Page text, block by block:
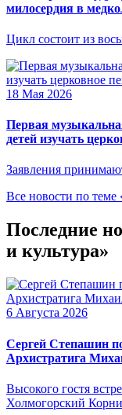
милосердия в
Цикл состоит из
18 Мая 2026
Первая
детей изучать
Заявления
Все новости по теме
Последние
и культура»
6 Августа 2026
Сергей Степашин
Архистратига
Высокого гостя
Холмогорский